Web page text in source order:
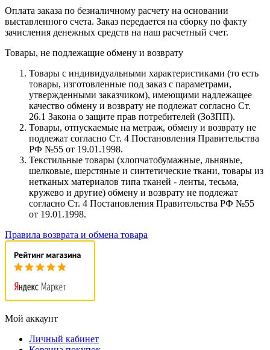
Оплата заказа по безналичному расчету на основании
выставленного счета. Заказ передается на сборку по факту
зачисления денежных средств на наш расчетный счет.
Товары, не подлежащие обмену и возврату
Товары с индивидуальными характеристиками (то есть
товары, изготовленные под заказ с параметрами,
утвержденными заказчиком), имеющими надлежащее
качество обмену и возврату не подлежат согласно Ст.
26.1 Закона о защите прав потребителей (ЗоЗПП).
Товары, отпускаемые на метраж, обмену и возврату не
подлежат согласно Ст. 4 Постановления Правительства
РФ №55 от 19.01.1998.
Текстильные товары (хлопчатобумажные, льняные,
шелковые, шерстяные и синтетические ткани, товары из
нетканых материалов типа тканей - ленты, тесьма,
кружево и другие) обмену и возврату не подлежат
согласно Ст. 4 Постановления Правительства РФ №55
от 19.01.1998.
Правила возврата и обмена товара
Мой аккаунт
Личный кабинет